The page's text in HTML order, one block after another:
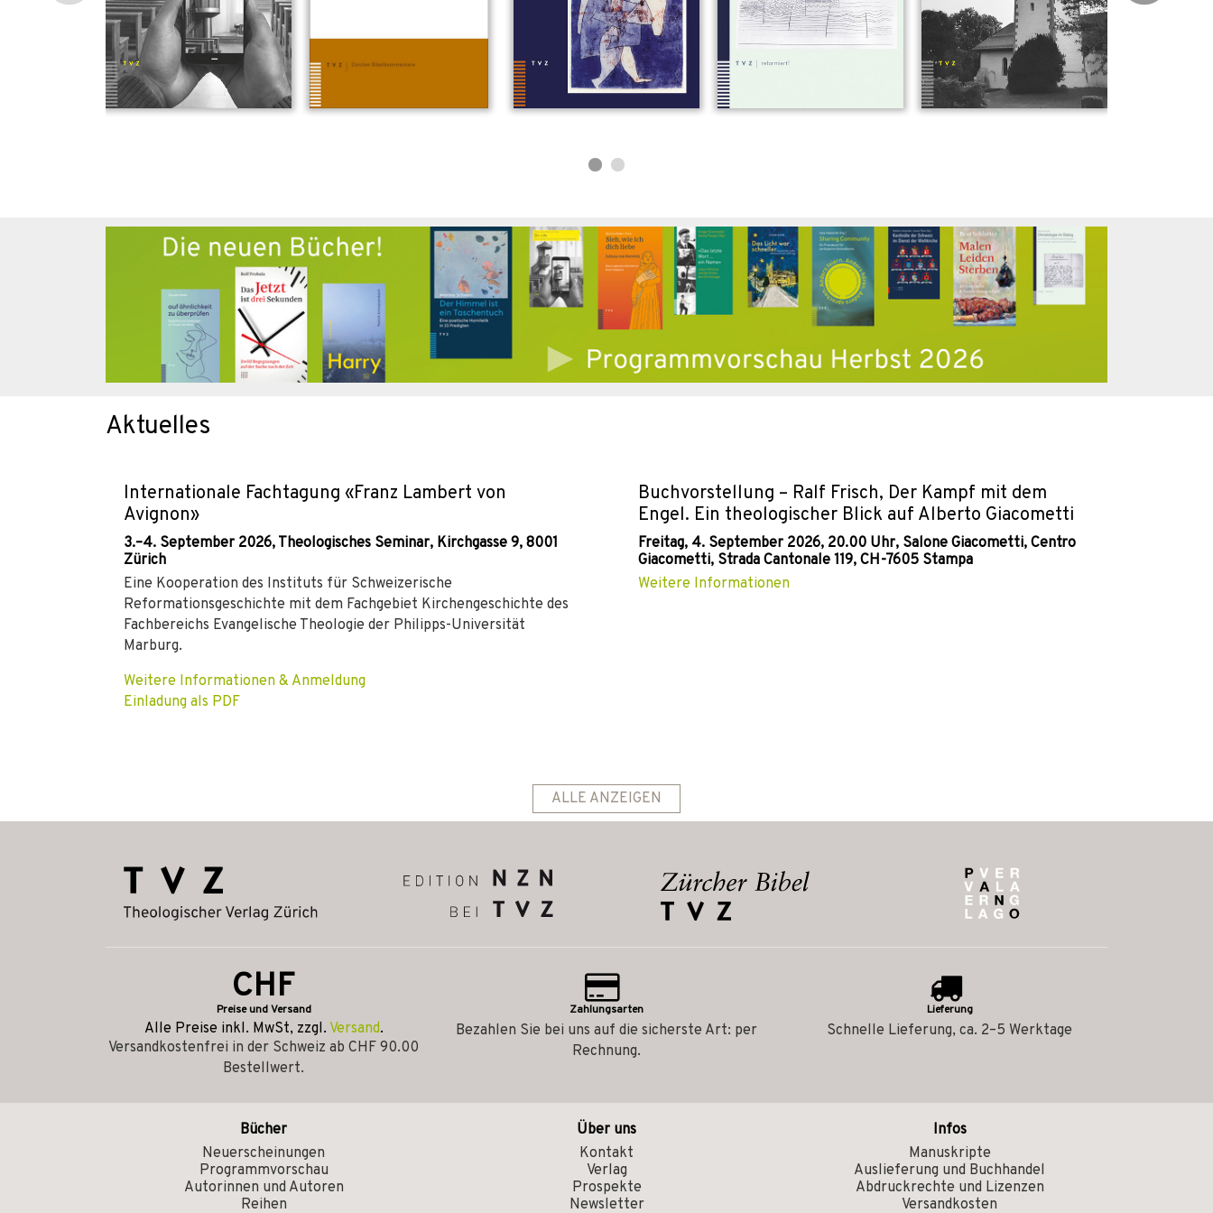
Aktuelles
Internationale Fachtagung «Franz Lambert von
Avignon»
3.–4. September 2026, Theologisches Seminar, Kirchgasse 9, 8001
Zürich
Eine Kooperation des Instituts für Schweizerische
Reformationsgeschichte mit dem Fachgebiet Kirchengeschichte des
Fachbereichs Evangelische Theologie der Philipps-Universität
Marburg.
Weitere Informationen & Anmeldung
Einladung als PDF
Buchvorstellung – Ralf Frisch, Der Kampf mit dem
Engel. Ein theologischer Blick auf Alberto Giacometti
Freitag, 4. September 2026, 20.00 Uhr, Salone Giacometti, Centro
Giacometti, Strada Cantonale 119, CH-7605 Stampa
Weitere Informationen
ALLE ANZEIGEN
CHF
Preise und Versand
Alle Preise inkl. MwSt, zzgl. Versand.
Versandkostenfrei in der Schweiz ab CHF 90.00
Bestellwert.
Zahlungsarten
Bezahlen Sie bei uns auf die sicherste Art: per
Rechnung.
Lieferung
Schnelle Lieferung, ca. 2–5 Werktage
Bücher
Neuerscheinungen
Programmvorschau
Autorinnen und Autoren
Reihen
Über uns
Kontakt
Verlag
Prospekte
Newsletter
Infos
Manuskripte
Auslieferung und Buchhandel
Abdruckrechte und Lizenzen
Versandkosten